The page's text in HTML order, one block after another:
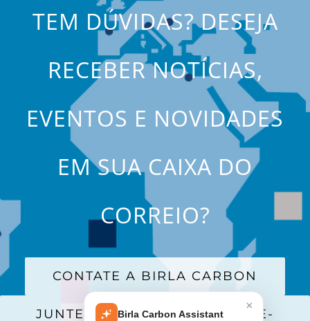
TEM DÚVIDAS? DESEJA
RECEBER NOTÍCIAS,
EVENTOS E NOVIDADES
EM SUA CAIXA DO
CORREIO?
CONTATE A BIRLA CARBON
JUNTE-SE A NOSSA LISTA DE E-
×
Birla Carbon Assistant